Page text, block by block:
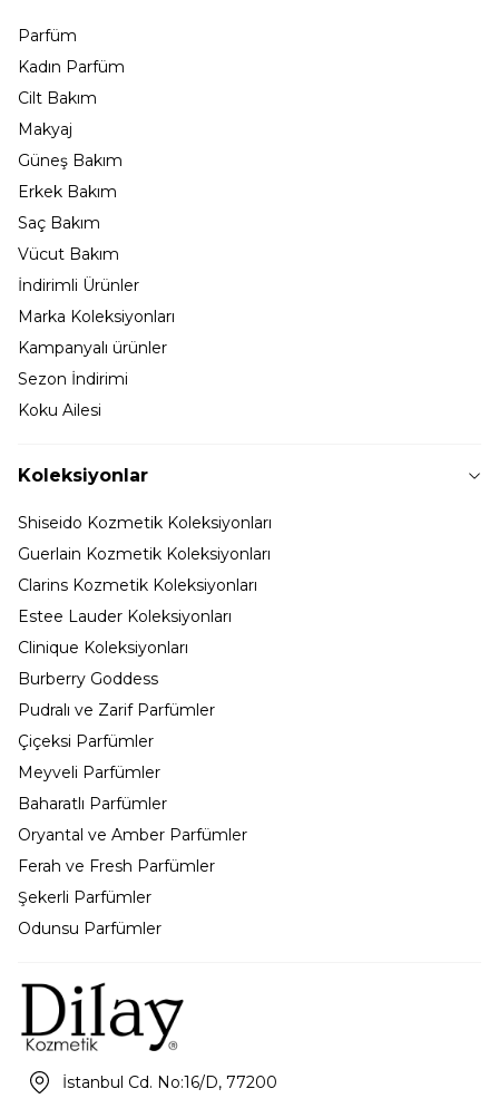
Parfüm
Kadın Parfüm
Cilt Bakım
Makyaj
Güneş Bakım
Erkek Bakım
Saç Bakım
Vücut Bakım
İndirimli Ürünler
Marka Koleksiyonları
Kampanyalı ürünler
Sezon İndirimi
Koku Ailesi
Koleksiyonlar
Shiseido Kozmetik Koleksiyonları
Guerlain Kozmetik Koleksiyonları
Clarins Kozmetik Koleksiyonları
Estee Lauder Koleksiyonları
Clinique Koleksiyonları
Burberry Goddess
Pudralı ve Zarif Parfümler
Çiçeksi Parfümler
Meyveli Parfümler
Baharatlı Parfümler
Oryantal ve Amber Parfümler
Ferah ve Fresh Parfümler
Şekerli Parfümler
Odunsu Parfümler
İstanbul Cd. No:16/D, 77200